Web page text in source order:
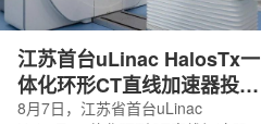
江苏首台uLinac HalosTx一
体化环形CT直线加速器投入
临床
8月7日，江苏省首台uLinac